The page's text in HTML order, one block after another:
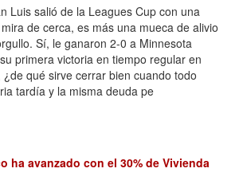
Luis salió de la Leagues Cup con una
de cerca, es más una mueca de alivio
Sí, le ganaron 2-0 a Minnesota
primera victoria en tiempo regular en
qué sirve cerrar bien cuando todo
tardía y la misma deuda pe
ha avanzado con el 30% de Vivienda